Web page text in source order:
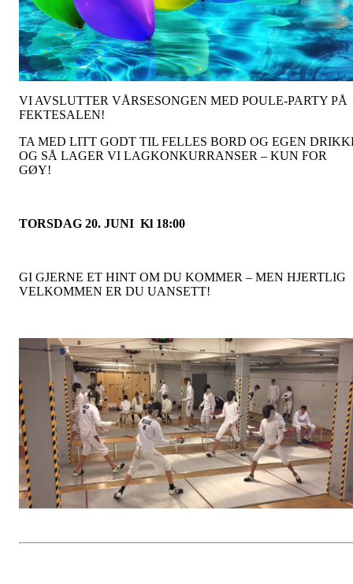
VI AVSLUTTER VÅRSESONGEN MED POULE-PARTY PÅ
FEKTESALEN!
TA MED LITT GODT TIL FELLES BORD OG EGEN
OG SÅ LAGER VI LAGKONKURRANSER – KUN FOR
GØY!
TORSDAG 20. JUNI Kl 18:00
GI GJERNE ET HINT OM DU KOMMER – MEN HJERTLIG
VELKOMMEN ER DU UANSETT!